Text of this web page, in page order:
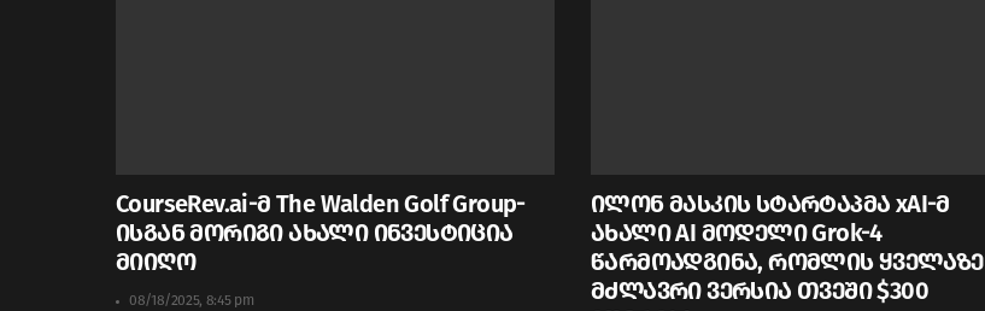
CourseRev.ai-მ The Walden Golf Group-
ისგან მორიგი ახალი ინვესტიცია
მიიღო
08/18/2025, 8:45 pm
ილონ მასკის სტარტაპმა xAI-მ
ახალი AI მოდელი Grok-4
წარმოადგინა, რომლის ყველაზე
მძლავრი ვერსია თვეში $300